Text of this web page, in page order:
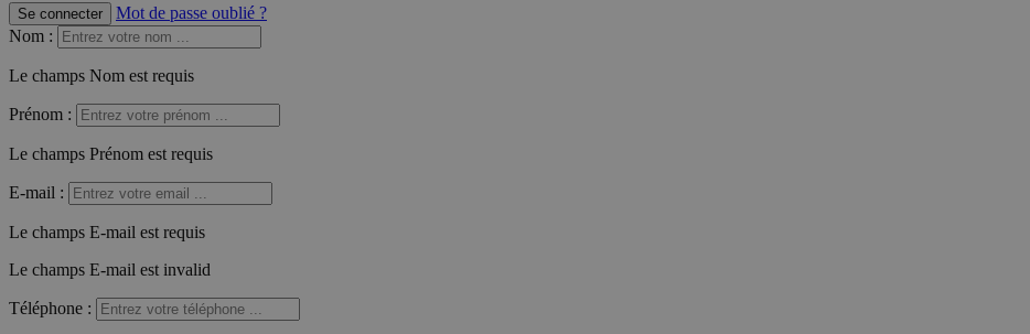
Se connecter
Mot de passe oublié ?
Nom :
Le champs Nom est requis
Prénom :
Le champs Prénom est requis
E-mail :
Le champs E-mail est requis
Le champs E-mail est invalid
Téléphone :